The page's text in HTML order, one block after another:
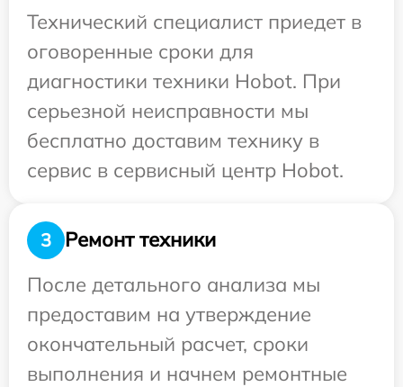
Технический специалист приедет в
оговоренные сроки для
диагностики техники Hobot. При
серьезной неисправности мы
бесплатно доставим технику в
сервис в сервисный центр Hobot.
3
Ремонт техники
После детального анализа мы
предоставим на утверждение
окончательный расчет, сроки
выполнения и начнем ремонтные